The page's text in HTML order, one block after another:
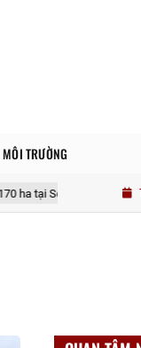
MÔI TRƯỜNG
La Thủ tục